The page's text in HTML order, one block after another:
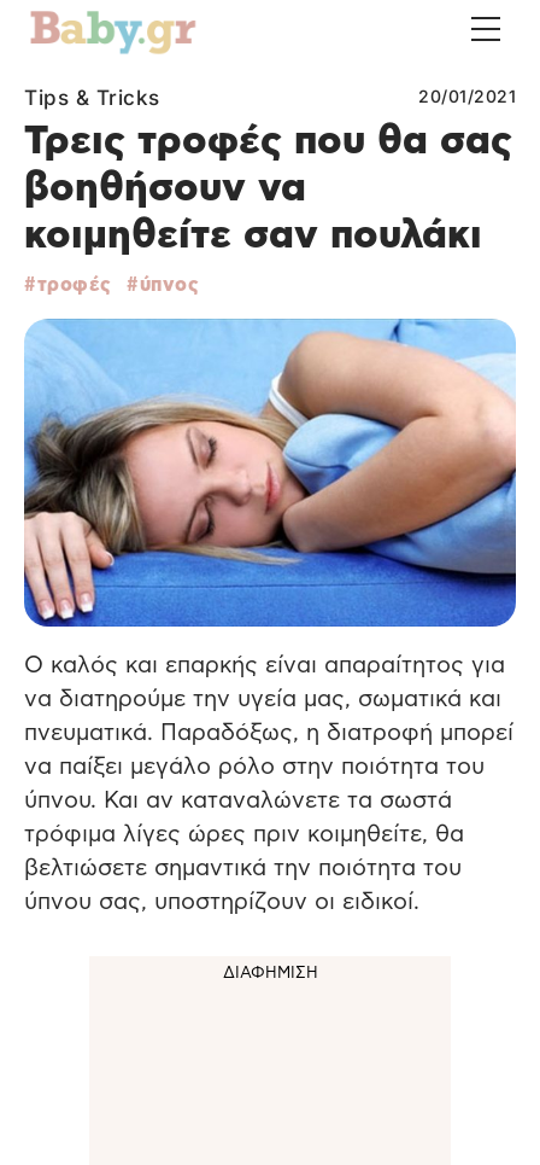
Tips & Tricks 20/01/2021
Τρεις τροφές που θα σας
βοηθήσουν να
κοιμηθείτε σαν πουλάκι
τροφές ύπνος
Ο καλός και επαρκής είναι απαραίτητος για
να διατηρούμε την υγεία μας, σωματικά και
πνευματικά. Παραδόξως, η διατροφή μπορεί
να παίξει μεγάλο ρόλο στην ποιότητα του
ύπνου. Και αν καταναλώνετε τα σωστά
τρόφιμα λίγες ώρες πριν κοιμηθείτε, θα
βελτιώσετε σημαντικά την ποιότητα του
ύπνου σας, υποστηρίζουν οι ειδικοί.